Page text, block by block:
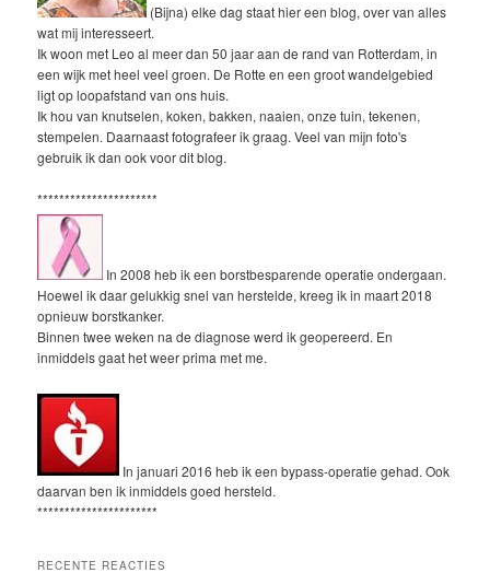
(Bijna) elke dag staat hier een blog, over van alles
wat mij interesseert.
Ik woon met Leo al meer dan 50 jaar aan de rand van Rotterdam, in
een wijk met heel veel groen. De Rotte en een groot wandelgebied
ligt op loopafstand van ons huis.
Ik hou van knutselen, koken, bakken, naaien, onze tuin, tekenen,
stempelen. Daarnaast fotografeer ik graag. Veel van mijn foto's
gebruik ik dan ook voor dit blog.
**********************
In 2008 heb ik een borstbesparende operatie ondergaan.
Hoewel ik daar gelukkig snel van herstelde, kreeg ik in maart 2018
opnieuw borstkanker.
Binnen twee weken na de diagnose werd ik geopereerd. En
inmiddels gaat het weer prima met me.
In januari 2016 heb ik een bypass-operatie gehad. Ook
daarvan ben ik inmiddels goed hersteld.
**********************
RECENTE REACTIES